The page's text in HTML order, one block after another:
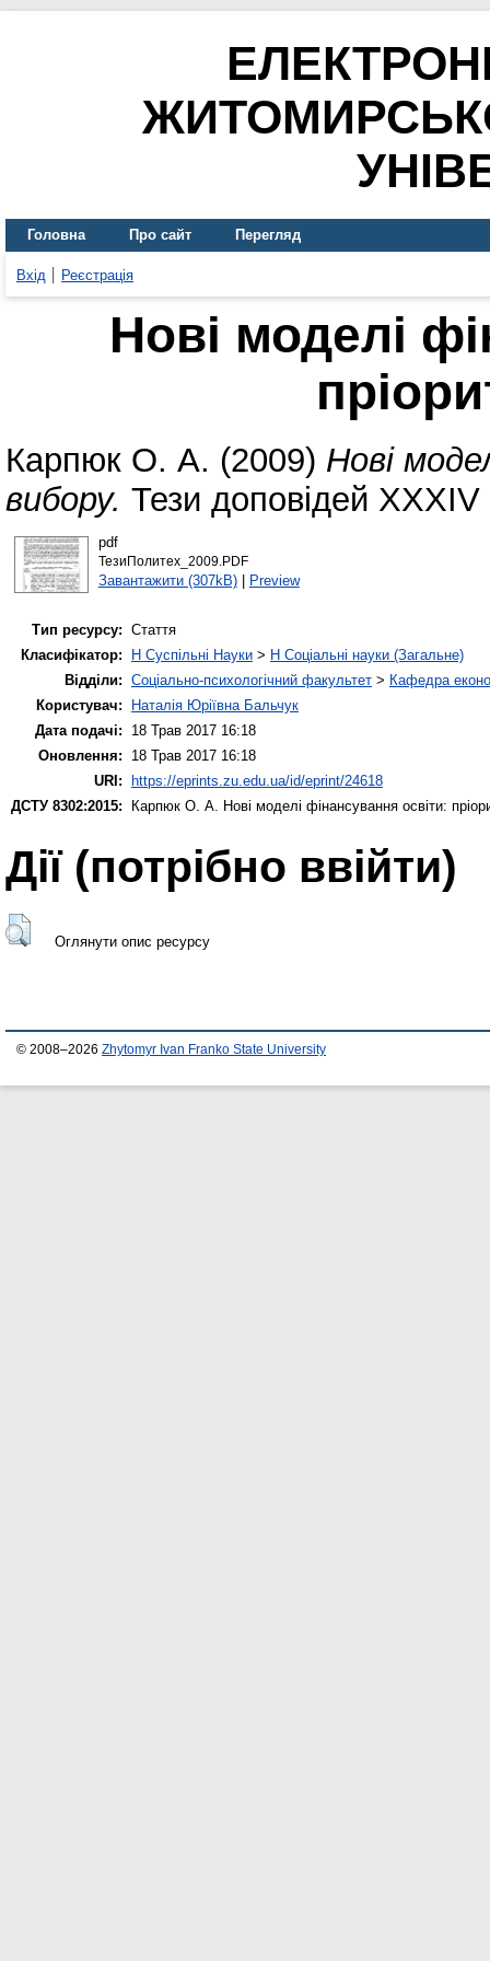
Головна Про сайт Перегляд
Вхід Реєстрація
Нові моделі
Карпюк О. А. (2009) Нові
вибору. Тези доповідей
pdf
ТезиПолитех_2009.PDF
Завантажити (307kB)| Preview
Тип ресурсу: Стаття
Класифікатор:
H Суспільні Науки > H Соціальні науки (Загальне)
Відділи: Соціально-психологічний факультет > Кафедра
Користувач:
Наталія Юріївна Бальчук
Дата подачі:
18 Трав 2017 16:18
Оновлення:
18 Трав 2017 16:18
URI:
https://eprints.zu.edu.ua/id/eprint/24618
ДСТУ 8302:2015:
Карпюк О. А. Нові моделі фінансування освіти:
Дії ​​(потрібно ввійти)
Оглянути опис ресурсу
© 2008–2026 Zhytomyr Ivan Franko State University